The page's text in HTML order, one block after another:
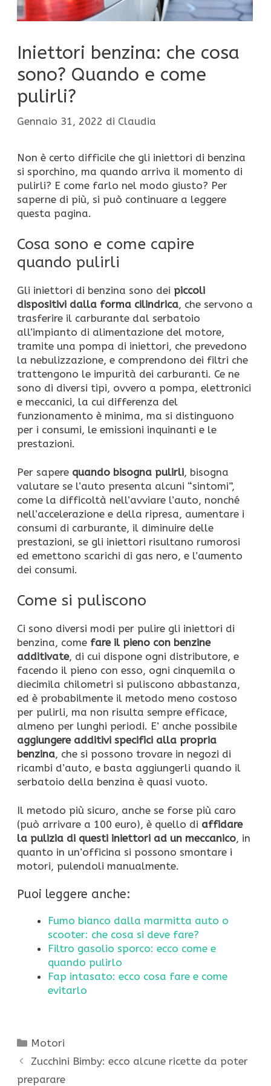
Iniettori benzina: che cosa
sono? Quando e come
pulirli?
Gennaio 31, 2022 di Claudia
Non è certo difficile che gli iniettori di benzina
si sporchino, ma quando arriva il momento di
pulirli? E come farlo nel modo giusto? Per
saperne di più, si può continuare a leggere
questa pagina.
Cosa sono e come capire
quando pulirli
Gli iniettori di benzina sono dei piccoli
dispositivi dalla forma cilindrica, che servono a
trasferire il carburante dal serbatoio
all’impianto di alimentazione del motore,
tramite una pompa di iniettori, che prevedono
la nebulizzazione, e comprendono dei filtri che
trattengono le impurità dei carburanti. Ce ne
sono di diversi tipi, ovvero a pompa, elettronici
e meccanici, la cui differenza del
funzionamento è minima, ma si distinguono
per i consumi, le emissioni inquinanti e le
prestazioni.
Per sapere quando bisogna pulirli, bisogna
valutare se l’auto presenta alcuni “sintomi”,
come la difficoltà nell’avviare l’auto, nonché
nell’accelerazione e della ripresa, aumentare i
consumi di carburante, il diminuire delle
prestazioni, se gli iniettori risultano rumorosi
ed emettono scarichi di gas nero, e l’aumento
dei consumi.
Come si puliscono
Ci sono diversi modi per pulire gli iniettori di
benzina, come fare il pieno con benzine
additivate, di cui dispone ogni distributore, e
facendo il pieno con esso, ogni cinquemila o
diecimila chilometri si puliscono abbastanza,
ed è probabilmente il metodo meno costoso
per pulirli, ma non risulta sempre efficace,
almeno per lunghi periodi. E’ anche possibile
aggiungere additivi specifici alla propria
benzina, che si possono trovare in negozi di
ricambi d’auto, e basta aggiungerli quando il
serbatoio della benzina è quasi vuoto.
Il metodo più sicuro, anche se forse più caro
(può arrivare a 100 euro), è quello di affidare
la pulizia di questi iniettori ad un meccanico, in
quanto in un’officina si possono smontare i
motori, pulendoli manualmente.
Puoi leggere anche:
Fumo bianco dalla marmitta auto o
scooter: che cosa si deve fare?
Filtro gasolio sporco: ecco come e
quando pulirlo
Fap intasato: ecco cosa fare e come
evitarlo
Categorie
Motori
Zucchini Bimby: ecco alcune ricette da poter
preparare